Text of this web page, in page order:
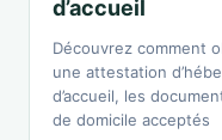
d’accueil
Découvrez comment
une attestation
d’accueil, les
de domicile acceptés